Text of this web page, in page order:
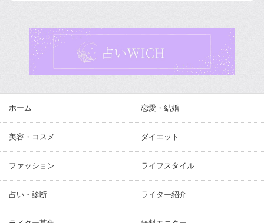
ホーム 恋愛・結婚
美容・コスメ ダイエット
ファッション ライフスタイル
占い・診断 ライター紹介